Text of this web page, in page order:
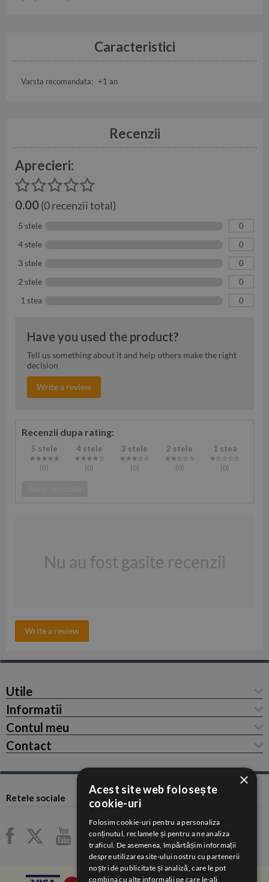
Caracteristici
Varsta recomandata: +1 an
Recenzii
Aprecieri:
0.00(0 recenzii total)
5 stele 0
4 stele 0
3 stele 0
2 stele 0
1 stea 0
Have you used the product?
Tell us something about it and help others make the right
decision
Write a review
Recenzii dupa rating:
5 stele
(0)
4 stele
(0)
3 stele
(0)
2 stele
(0)
1 stea
(0)
Nu au fost gasite recenzii
Write a review
Utile
Informatii
Contul meu
Contact
Retele sociale
×
Acest site web folosește
cookie-uri
Folosim cookie-uri pentru a personaliza
conținutul, reclamele și pentru a ne analiza
traficul. De asemenea, împărtășim informații
despre utilizarea site-ului nostru cu partenerii
noștri de publicitate și analiză, care le pot
combina cu alte informații pe care le-ați